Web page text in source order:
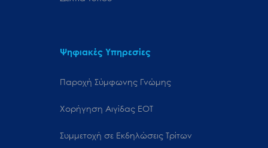
Ψηφιακές Υπηρεσίες
Παροχή Σύμφωνης Γνώμης
Χορήγηση Αιγίδας ΕΟΤ
Συμμετοχή σε Εκδηλώσεις Τρίτων